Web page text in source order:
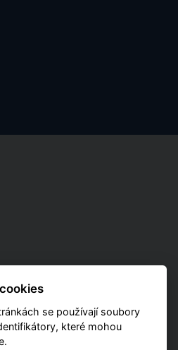
se používají soubory
které mohou